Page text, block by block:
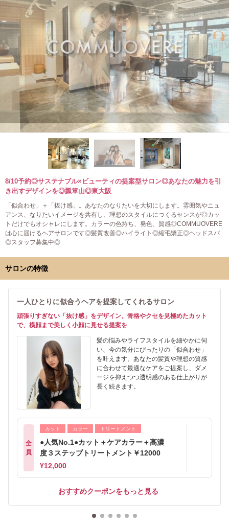
8/10予約◎サステナブル×ビューティの提案型サロン◎あなたの魅力を引
き出すデザインを◎瓢箪山◎東大阪
「似合わせ」＋「抜け感」。あなたのなりたいを大切にします。雰囲気やニュ
アンス、なりたいイメージを共有し、理想のスタイルにつくるセンスが◎カッ
トだけでもオシャレにします。カラーの色持ち、発色、質感◎COMMUOVERE
は心に届けるヘアサロンです◎髪質改善◎ハイライト◎縮毛矯正◎ヘッドスパ
◎スタッフ募集中◎
サロンの特徴
一人ひとりに似合うヘアを提案してくれるサロン
頑張りすぎない「抜け感」をデザイン。骨格やクセを見極めたカット
で、横顔まで美しく小顔に見せる提案を
髪の悩みやライフスタイルを細やかに伺
い、今の気分にぴったりの「似合わせ」
を叶えます。あなたの髪質や理想の質感
に合わせて最適なケアをご提案し、ダメ
ージを抑えつつ透明感のある仕上がりが
長く続きます。
全
員
カット カラー トリートメント
●人気No.1●カット＋ケアカラー＋高濃
度３ステップトリートメント￥12000
¥12,000
おすすめクーポンをもっと見る